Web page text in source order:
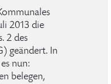
2013 die
2 des
geändert. In
nun:
belegen,